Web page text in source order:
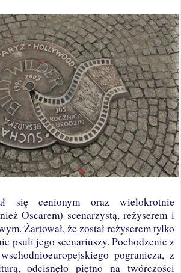
się cenionym oraz wielokrotnie
Oscarem) scenarzystą, reżyserem i
Żartował, że został reżyserem tylko
psuli jego scenariuszy. Pochodzenie z
pogranicza, z
odcisnęło piętno na twórczości